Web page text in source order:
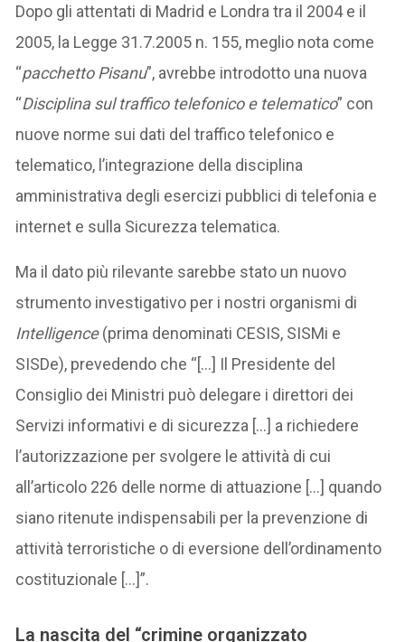
Dopo gli attentati di Madrid e Londra tra il 2004 e il
2005, la Legge 31.7.2005 n. 155, meglio nota come
“pacchetto Pisanu”, avrebbe introdotto una nuova
“Disciplina sul traffico telefonico e telematico” con
nuove norme sui dati del traffico telefonico e
telematico, l’integrazione della disciplina
amministrativa degli esercizi pubblici di telefonia e
internet e sulla Sicurezza telematica.
Ma il dato più rilevante sarebbe stato un nuovo
strumento investigativo per i nostri organismi di
Intelligence(prima denominati CESIS, SISMi e
SISDe), prevedendo che “[…] Il Presidente del
Consiglio dei Ministri può delegare i direttori dei
Servizi informativi e di sicurezza […] a richiedere
l’autorizzazione per svolgere le attività di cui
all’articolo 226 delle norme di attuazione […] quando
siano ritenute indispensabili per la prevenzione di
attività terroristiche o di eversione dell’ordinamento
costituzionale […]”.
La nascita del “crimine organizzato